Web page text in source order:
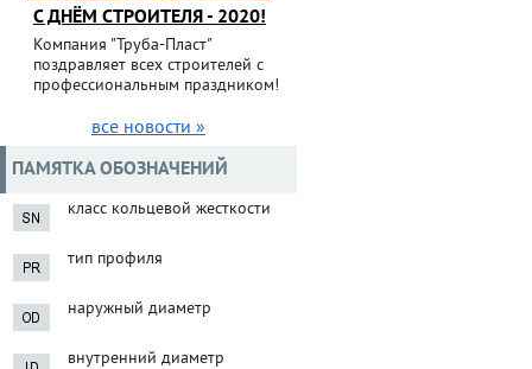
С ДНЁМ СТРОИТЕЛЯ - 2020!
Компания "Труба-Пласт"
поздравляет всех строителей с
профессиональным праздником!
все новости »
ПАМЯТКА ОБОЗНАЧЕНИЙ
класс кольцевой жесткости
тип профиля
наружный диаметр
внутренний диаметр